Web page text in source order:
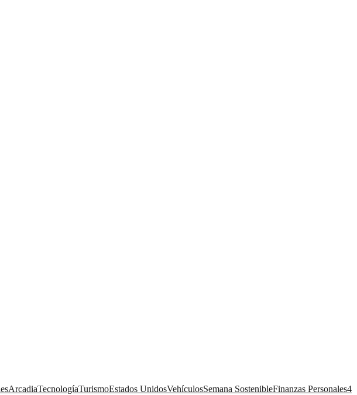
ArcadiaTecnologíaTurismoEstados UnidosVehículosSemana SostenibleFinanzas Personales4